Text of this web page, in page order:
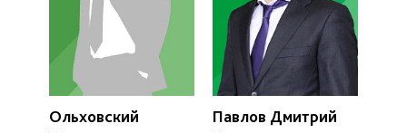
Ольховский
Павлов Дмитрий